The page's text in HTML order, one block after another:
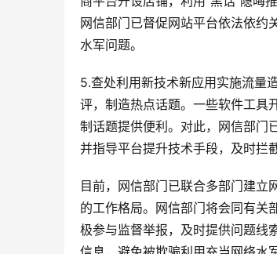
网信部门已督促网站平台依法依约
水军问题。
5.查处利用新技术新应用实施流量
评，制造热点话题。一些软件工具
制话题提供便利。对此，网信部门
并指导平台提升技术手段，及时拦
目前，网信部门已联合多部门建立
的工作格局。网信部门将会同有关
极参与监督举报，及时提供问题线